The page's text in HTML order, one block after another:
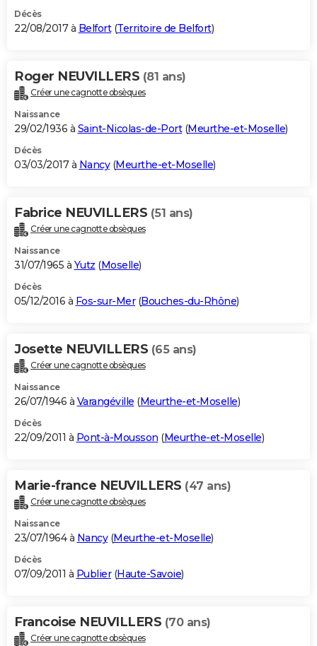
Décès
22/08/2017 à Belfort(Territoire de Belfort)
Roger NEUVILLERS (81 ans)
Créer une cagnotte obsèques
Naissance
29/02/1936 à Saint-Nicolas-de-Port(Meurthe-et-Moselle)
Décès
03/03/2017 à Nancy(Meurthe-et-Moselle)
Fabrice NEUVILLERS (51 ans)
Créer une cagnotte obsèques
Naissance
31/07/1965 à Yutz (Moselle)
Décès
05/12/2016 à Fos-sur-Mer(Bouches-du-Rhône)
Josette NEUVILLERS (65 ans)
Créer une cagnotte obsèques
Naissance
26/07/1946 à Varangéville (Meurthe-et-Moselle)
Décès
22/09/2011 à Pont-à-Mousson (Meurthe-et-Moselle)
Marie-france NEUVILLERS (47 ans)
Créer une cagnotte obsèques
Naissance
23/07/1964 à Nancy(Meurthe-et-Moselle)
Décès
07/09/2011 à Publier(Haute-Savoie)
Francoise NEUVILLERS (70 ans)
Créer une cagnotte obsèques